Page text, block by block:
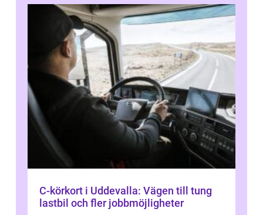
C-körkort i Uddevalla: Vägen till tung
lastbil och fler jobbmöjligheter